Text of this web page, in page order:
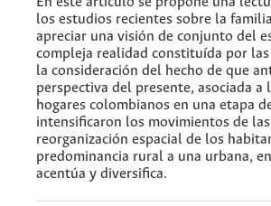
los estudios recientes sobre la
apreciar una visión de conjunto del
compleja realidad constituída por
la consideración del hecho de que
perspectiva del presente, asociada
hogares colombianos en una etapa
intensificaron los movimientos de
reorganización espacial de los
predominancia rural a una urbana,
acentúa y diversifica.